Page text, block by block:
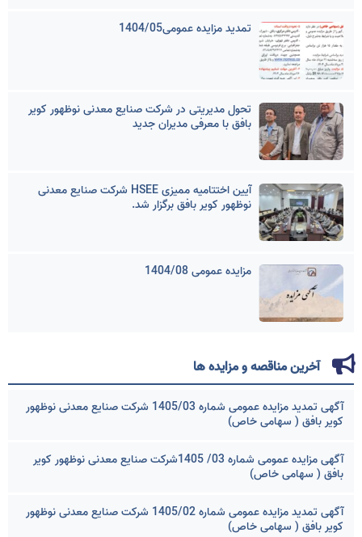
تمدید مزایده عمومی1404/05
تحول مدیریتی در شرکت صنایع معدنی نوظهور کویر
بافق با معرفی مدیران جدید
آیین اختتامیه ممیزی HSEE شرکت صنایع معدنی
نوظهور کویر بافق برگزار شد.
مزایده عمومی 1404/08
آخرین مناقصه و مزایده ها
آگهی تمدید مزایده عمومی شماره 1405/03 شرکت صنایع معدنی نوظهور
کویر بافق ( سهامی خاص)
آگهی مزایده عمومی شماره 03/ 1405شرکت صنایع معدنی نوظهور کویر
بافق ( سهامی خاص)
آگهی تمدید مزایده عمومی شماره 1405/02 شرکت صنایع معدنی نوظهور
کویر بافق ( سهامی خاص)